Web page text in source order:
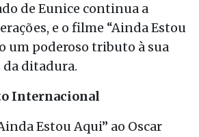
de Eunice continua a
e o filme “Ainda Estou
um poderoso tributo à sua
da ditadura.
Internacional
Estou Aqui” ao Oscar